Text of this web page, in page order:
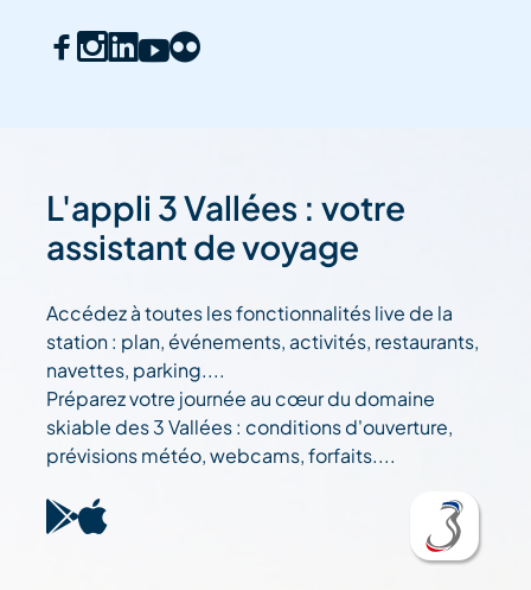
L'appli 3 Vallées : votre
assistant de voyage
Accédez à toutes les fonctionnalités live de la
station : plan, événements, activités, restaurants,
navettes, parking....
Préparez votre journée au cœur du domaine
skiable des 3 Vallées : conditions d'ouverture,
prévisions météo, webcams, forfaits....